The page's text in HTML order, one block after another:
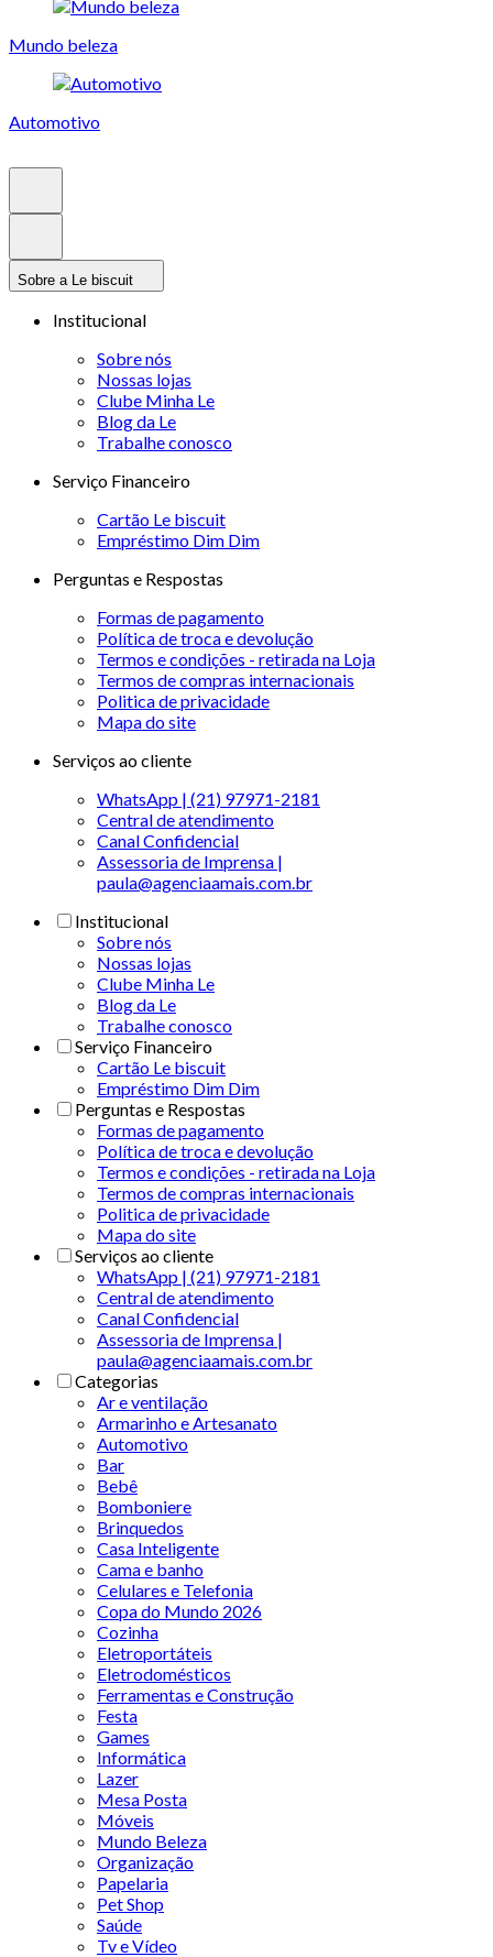
Mundo beleza
Automotivo
Sobre a Le biscuit
Institucional
Sobre nós
Nossas lojas
Clube Minha Le
Blog da Le
Trabalhe conosco
Serviço Financeiro
Cartão Le biscuit
Empréstimo Dim Dim
Perguntas e Respostas
Formas de pagamento
Política de troca e devolução
Termos e condições - retirada na Loja
Termos de compras internacionais
Politica de privacidade
Mapa do site
Serviços ao cliente
WhatsApp | (21) 97971-2181
Central de atendimento
Canal Confidencial
Assessoria de Imprensa |
paula@agenciaamais.com.br
Institucional
Sobre nós
Nossas lojas
Clube Minha Le
Blog da Le
Trabalhe conosco
Serviço Financeiro
Cartão Le biscuit
Empréstimo Dim Dim
Perguntas e Respostas
Formas de pagamento
Política de troca e devolução
Termos e condições - retirada na Loja
Termos de compras internacionais
Politica de privacidade
Mapa do site
Serviços ao cliente
WhatsApp | (21) 97971-2181
Central de atendimento
Canal Confidencial
Assessoria de Imprensa |
paula@agenciaamais.com.br
Categorias
Ar e ventilação
Armarinho e Artesanato
Automotivo
Bar
Bebê
Bomboniere
Brinquedos
Casa Inteligente
Cama e banho
Celulares e Telefonia
Copa do Mundo 2026
Cozinha
Eletroportáteis
Eletrodomésticos
Ferramentas e Construção
Festa
Games
Informática
Lazer
Mesa Posta
Móveis
Mundo Beleza
Organização
Papelaria
Pet Shop
Saúde
Tv e Vídeo